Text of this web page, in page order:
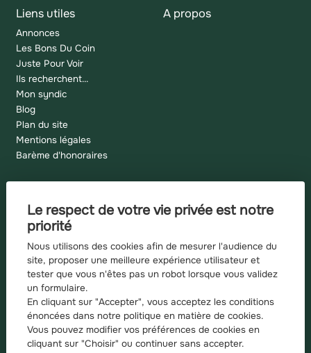
Le respect de votre vie privée est notre
priorité
Nous utilisons des cookies afin de mesurer l'audience du
site, proposer une meilleure expérience utilisateur et
tester que vous n'êtes pas un robot lorsque vous validez
un formulaire.
En cliquant sur "Accepter", vous acceptez les conditions
énoncées dans notre politique en matière de cookies.
Vous pouvez modifier vos préférences de cookies en
cliquant sur "Choisir" ou continuer sans accepter.
Liens utiles
Annonces
Les Bons Du Coin
Juste Pour Voir
Ils recherchent...
Mon syndic
Blog
Plan du site
Mentions légales
Barème d'honoraires
A propos
Recherches fréquentes
Appartement à vendre à Grenoble
Appartement à vendre à Grenoble
Appartement à vendre à Saint martin d heres
Appartement à vendre à Domene
Maison à vendre à Domene
Appartement à vendre à Echirolles
Appartement à vendre à Gieres